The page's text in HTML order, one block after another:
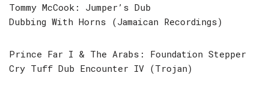
Tommy McCook: Jumper’s Dub
Dubbing With Horns (Jamaican Recordings)
Prince Far I & The Arabs: Foundation Stepper
Cry Tuff Dub Encounter IV (Trojan)